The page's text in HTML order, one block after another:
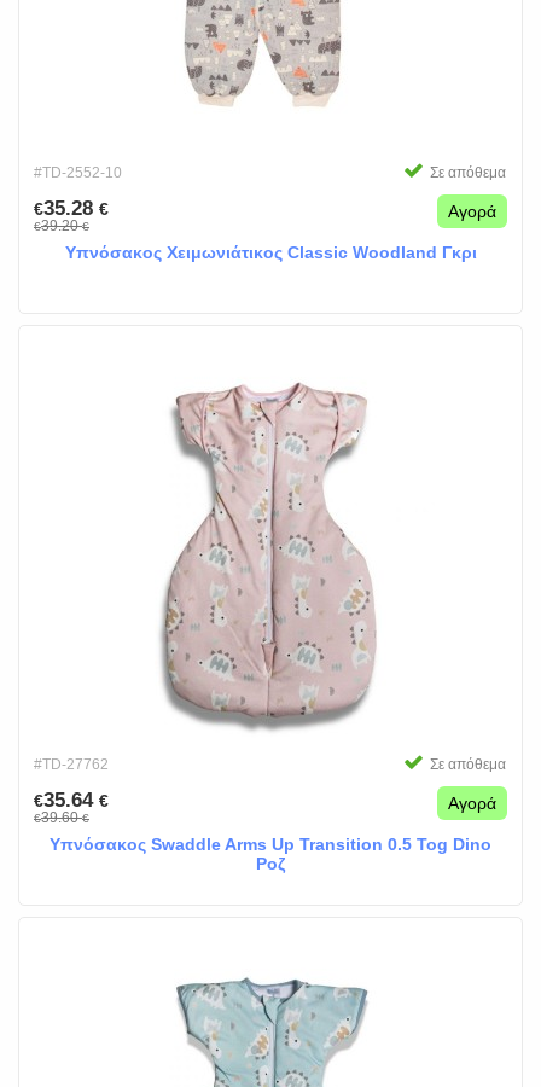
#TD-2552-10 Σε απόθεμα
€35.28 €
€39.20€
Αγορά
Υπνόσακος Χειμωνιάτικος Classic Woodland Γκρι
#TD-27762 Σε απόθεμα
€35.64 €
€39.60€
Αγορά
Υπνόσακος Swaddle Arms Up Transition 0.5 Tog Dino
Ροζ